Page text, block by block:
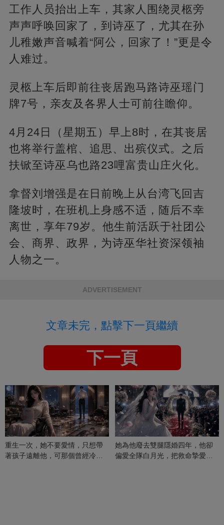
工作人员抬出上车，其家人围绕灵柩旁
声声呼唤回家了，到诗巫了，尤其在孙
儿稚嫩声音喊着“阿公，回家了！”更是令
人难过。
灵柩上车后即前往丧居跑马路诗巫瑶门
牌7号，亲友及各界人士可前往瞻仰。
4月24日（星期五）早上8时，在其丧居
也将举行盖棺、追思、出殡仪式。之后
扶锨至诗巫乌也路23哩富贵山庄火化。
拿督刘增强是在日前晚上从台湾飞回吉
隆坡时，在班机上身感不适，随后不幸
离世，享年79岁。他生前活跃于社团公
会、商界、政界，为诗巫华社资深领袖
人物之一。
ADVERTISEMENT
文章未完，點擊下一頁繼續
下一頁
重生一次，她不要愛情，只想帶
著孩子遠離他，可那個曾經冷漠
她為他廢去雙腿隱婚四年，他卻
偏愛全隊白月光，把救命摯愛當